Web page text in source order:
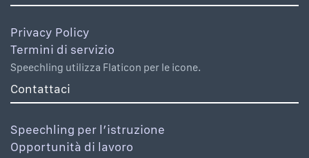
Privacy Policy
Termini di servizio
Speechling utilizza Flaticon per le icone.
Contattaci
Speechling per l’istruzione
Opportunità di lavoro